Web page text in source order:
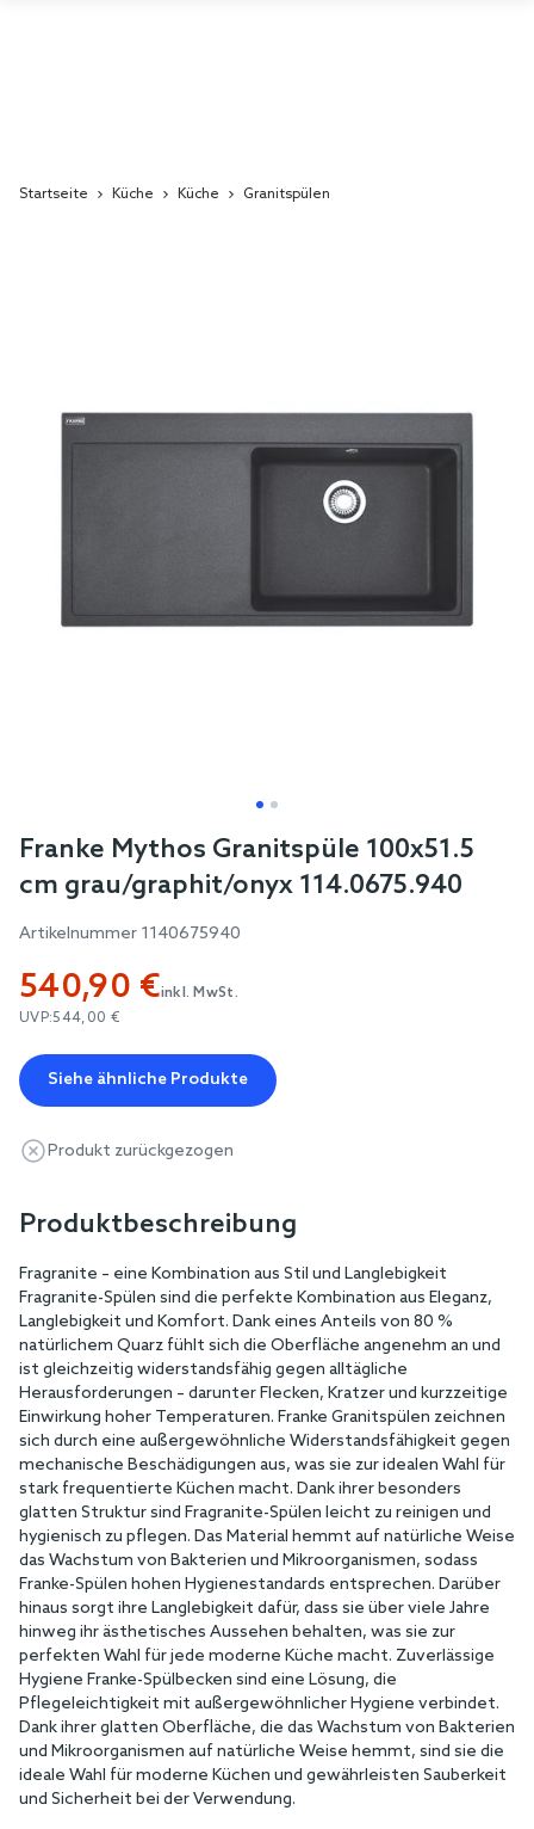
Startseite Küche Küche Granitspülen
Skip
beginning
the
images
Franke Mythos Granitspüle 100x51.5
cm grau/graphit/onyx 114.0675.940
Artikelnummer 1140675940
540,90 €inkl. MwSt.
UVP:544,00 €
Siehe ähnliche Produkte
Produkt zurückgezogen
Produktbeschreibung
Fragranite – eine Kombination aus Stil und Langlebigkeit
Fragranite-Spülen sind die perfekte Kombination aus Eleganz,
Langlebigkeit und Komfort. Dank eines Anteils von 80 %
natürlichem Quarz fühlt sich die Oberfläche angenehm an und
ist gleichzeitig widerstandsfähig gegen alltägliche
Herausforderungen – darunter Flecken, Kratzer und kurzzeitige
Einwirkung hoher Temperaturen. Franke Granitspülen zeichnen
sich durch eine außergewöhnliche Widerstandsfähigkeit gegen
mechanische Beschädigungen aus, was sie zur idealen Wahl für
stark frequentierte Küchen macht. Dank ihrer besonders
glatten Struktur sind Fragranite-Spülen leicht zu reinigen und
hygienisch zu pflegen. Das Material hemmt auf natürliche Weise
das Wachstum von Bakterien und Mikroorganismen, sodass
Franke-Spülen hohen Hygienestandards entsprechen. Darüber
hinaus sorgt ihre Langlebigkeit dafür, dass sie über viele Jahre
hinweg ihr ästhetisches Aussehen behalten, was sie zur
perfekten Wahl für jede moderne Küche macht. Zuverlässige
Hygiene Franke-Spülbecken sind eine Lösung, die
Pflegeleichtigkeit mit außergewöhnlicher Hygiene verbindet.
Dank ihrer glatten Oberfläche, die das Wachstum von Bakterien
und Mikroorganismen auf natürliche Weise hemmt, sind sie die
ideale Wahl für moderne Küchen und gewährleisten Sauberkeit
und Sicherheit bei der Verwendung.